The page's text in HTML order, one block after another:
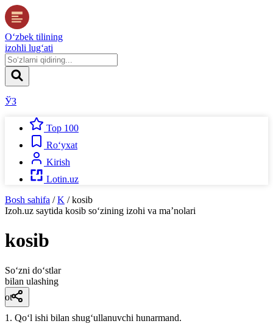
O‘zbek tilining
izohli lug‘ati
ЎЗ
Top 100
Ro‘yxat
Kirish
Lotin.uz
Bosh sahifa / K / kosib
Izoh.uz saytida kosib so‘zining izohi va ma’nolari
kosib
So‘zni do‘stlar
bilan ulashing
ot
1. Qoʻl ishi bilan shugʻullanuvchi hunarmand.